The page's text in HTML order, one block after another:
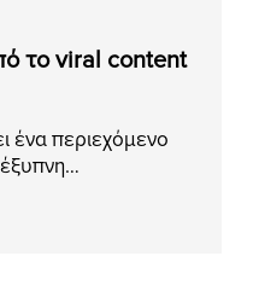
το viral content
ένα περιεχόμενο